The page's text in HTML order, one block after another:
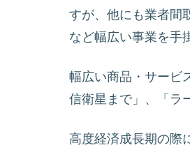
すが、他にも業者間
など幅広い事業を手
幅広い商品・サービ
信衛星まで」、「ラ
高度経済成長期の際